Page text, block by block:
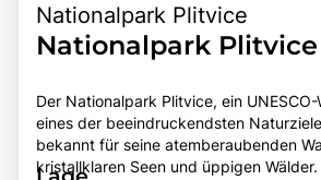
Nationalpark Plitvice
Nationalpark Plitvice
Der Nationalpark Plitvice, ein
eines der beeindruckendsten
bekannt für seine atemberaubenden
kristallklaren Seen und üppigen